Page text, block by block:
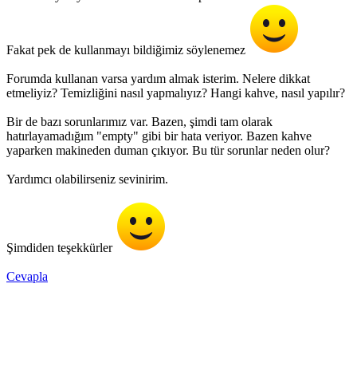
Fakat pek de kullanmayı bildiğimiz söylenemez
Forumda kullanan varsa yardım almak isterim. Nelere dikkat
etmeliyiz? Temizliğini nasıl yapmalıyız? Hangi kahve, nasıl yapılır?
Bir de bazı sorunlarımız var. Bazen, şimdi tam olarak
hatırlayamadığım "empty" gibi bir hata veriyor. Bazen kahve
yaparken makineden duman çıkıyor. Bu tür sorunlar neden olur?
Yardımcı olabilirseniz sevinirim.
Şimdiden teşekkürler
Cevapla